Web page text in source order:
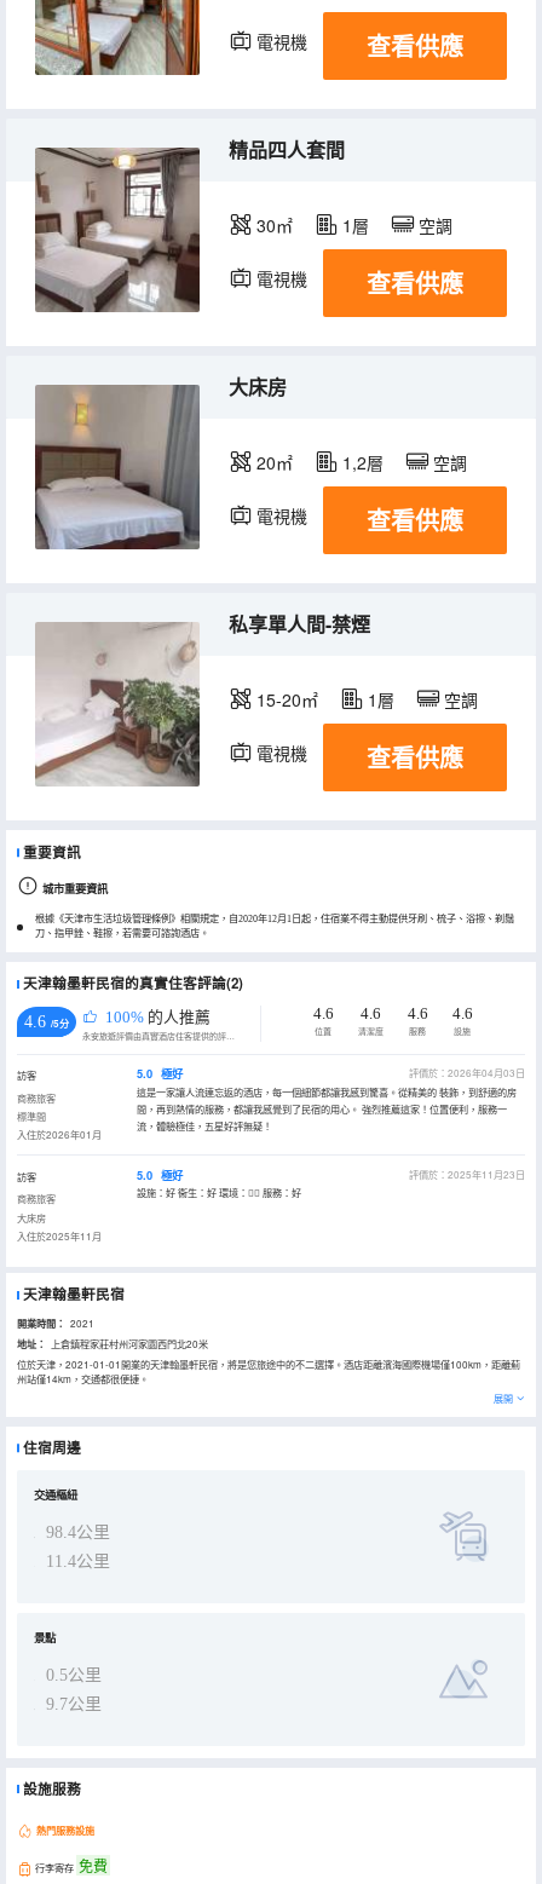
電視機 查看供應
精品四人套間
30㎡ 1層 空調
電視機 查看供應
大床房
20㎡ 1,2層 空調
電視機 查看供應
私享單人間-禁煙
15-20㎡ 1層 空調
電視機 查看供應
重要資訊
城市重要資訊
根據《天津市生活垃圾管理條例》相關規定，自2020年12月1日起，住宿業不得主動提供牙刷、梳子、浴擦、剃鬚
刀、指甲銼、鞋擦，若需要可諮詢酒店。
天津翰墨軒民宿的真實住客評論(2)
4.6 /5分 100% 的人推薦
永安旅遊評價由真實酒店住客提供的評價。
4.6
位置
4.6
清潔度
4.6
服務
4.6
設施
訪客
商務旅客
標準間
入住於2026年01月
5.0 極好
評價於：2026年04月03日
這是一家讓人流連忘返的酒店，每一個細節都讓我感到驚喜。從精美的 裝飾，到舒適的房
間，再到熱情的服務，都讓我感覺到了民宿的用心。 強烈推薦這家！位置便利，服務一
流，體驗極佳，五星好評無疑！
訪客
商務旅客
大床房
入住於2025年11月
5.0 極好
評價於：2025年11月23日
設施：好 衞生：好 環境：👌🏻 服務：好
天津翰墨軒民宿
開業時間： 2021
地址：
上倉鎮程家莊村州河家園西門北20米
位於天津，2021-01-01開業的天津翰墨軒民宿，將是您旅途中的不二選擇。酒店距離濱海國際機場僅100km，距離薊
州站僅14km，交通都很便捷。
展開
住宿周邊
交通樞紐
98.4公里
11.4公里
景點
0.5公里
9.7公里
設施服務
熱門服務設施
行李寄存 免費